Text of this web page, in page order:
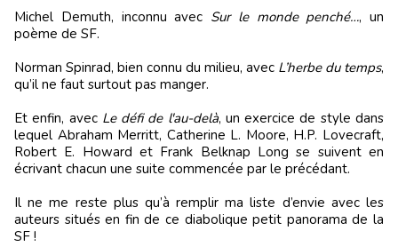
Michel Demuth, inconnu avec Sur le monde penché…, un
poème de SF.
Norman Spinrad, bien connu du milieu, avec L’herbe du temps,
qu’il ne faut surtout pas manger.
Et enfin, avec Le défi de l'au-delà, un exercice de style dans
lequel Abraham Merritt, Catherine L. Moore, H.P. Lovecraft,
Robert E. Howard et Frank Belknap Long se suivent en
écrivant chacun une suite commencée par le précédant.
Il ne me reste plus qu’à remplir ma liste d’envie avec les
auteurs situés en fin de ce diabolique petit panorama de la
SF !